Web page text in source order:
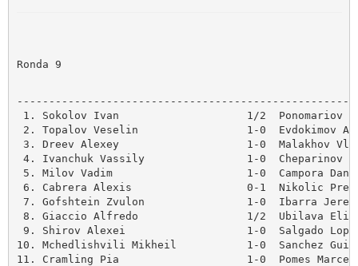
Ronda 9
1. Sokolov Ivan                    1/2  Ponomariov
2. Topalov Veselin                 1-0  Evdokimov
3. Dreev Alexey                    1-0  Malakhov
4. Ivanchuk Vassily                1-0  Cheparinov
5. Milov Vadim                     1-0  Campora
6. Cabrera Alexis                  0-1  Nikolic
7. Gofshtein Zvulon                1-0  Ibarra Jerez
8. Giaccio Alfredo                 1/2  Ubilava
9. Shirov Alexei                   1-0  Salgado
10. Mchedlishvili Mikheil           1-0  Sanchez
11. Cramling Pia                    1-0  Pomes Marcet